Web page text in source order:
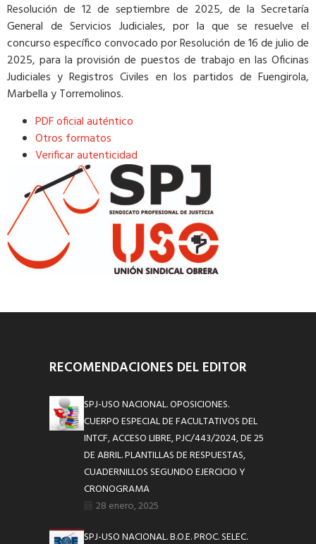
Resolución de 12 de septiembre de 2025, de la Secretaría
General de Servicios Judiciales, por la que se resuelve el
concurso específico convocado por Resolución de 16 de julio de
2025, para la provisión de puestos de trabajo en las Oficinas
Judiciales y Registros Civiles en los partidos de Fuengirola,
Marbella y Torremolinos.
PDF oficial auténtico
Otros formatos
Verificar autenticidad
RECOMENDACIONES DEL EDITOR
SPJ-USO NACIONAL. OPOSICIONES.
CUERPO ESPECIAL DE FACULTATIVOS DEL
INTCF, ACCESO LIBRE, PJC/443/2024, DE 25
DE ABRIL. PLANTILLAS DE RESPUESTAS,
CUADERNILLOS SEGUNDO EJERCICIO Y
CRONOGRAMA
28 enero, 2025
SPJ-USO NACIONAL. B.O.E. PROC. SELEC.